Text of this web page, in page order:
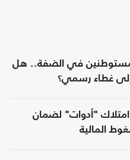
في الضفة.. هل
غطاء رسمي؟
امتلاك "أدوات" لضمان
المالية